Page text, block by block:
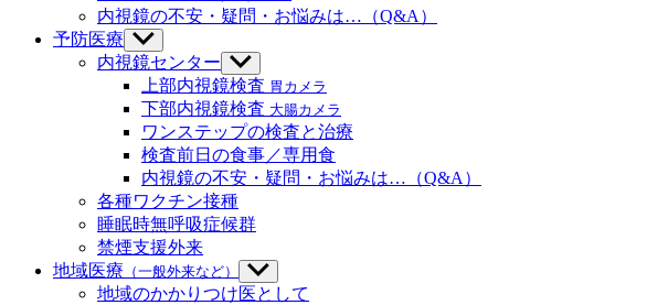
表
内視鏡の不安・疑問・お悩みは…（Q&A）
予防医療 サ
ブ
ニ
ュ
ー
を
表
示
内視鏡センター サ
ブ
メ
ニ
ュ
ー
を
表
示
上部内視鏡検査 胃カメラ
下部内視鏡検査 大腸カメラ
ワンステップの検査と治療
検査前日の食事／専用食
内視鏡の不安・疑問・お悩みは…（Q&A）
各種ワクチン接種
睡眠時無呼吸症候群
禁煙支援外来
地域医療 （一般外来など）
サ
ブ
地域のかかりつけ医として